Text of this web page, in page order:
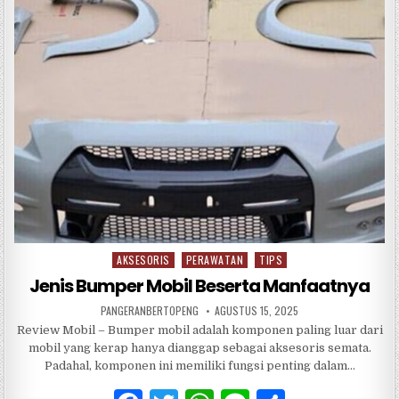
b
o
A
p
Posted
AKSESORIS PERAWATAN TIPS
Jenis Bumper Mobil Beserta Manfaatnya
PANGERANBERTOPENG AGUSTUS 15, 2025
Review Mobil – Bumper mobil adalah komponen paling luar dari
mobil yang kerap hanya dianggap sebagai aksesoris semata.
Padahal, komponen ini memiliki fungsi penting dalam…